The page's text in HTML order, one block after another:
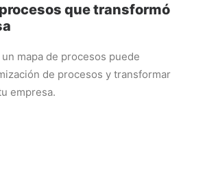
que transformó
mapa de procesos puede
de procesos y transformar
empresa.